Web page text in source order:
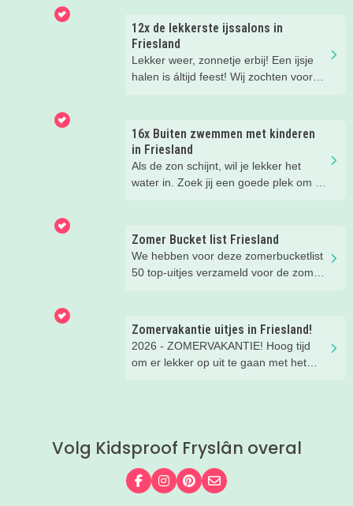
12x de lekkerste ijssalons in
Friesland
Lekker weer, zonnetje erbij! Een ijsje
halen is áltijd feest! Wij zochten voor
plekjes, zodat jij er ook lekker bij zit.
16x Buiten zwemmen met kinderen
in Friesland
Als de zon schijnt, wil je lekker het
water in. Zoek jij een goede plek om te
de állerleukste plekken op een rij!
Zomer Bucket list Friesland
We hebben voor deze zomerbucketlist
50 top-uitjes verzameld voor de zomer.
tips in buiten de regio, maar die waren
té leuk om niet te noemen ;)
Zomervakantie uitjes in Friesland!
2026 - ZOMERVAKANTIE! Hoog tijd
om er lekker op uit te gaan met het
prinsessentuin of klombootje varen?
Check de leukste, zomerse uitjes
hieronder!
Volg Kidsproof Fryslân overal
Volg ons op Facebook
Volg ons op Instagram
Volg ons op Pinterest
Mail ons